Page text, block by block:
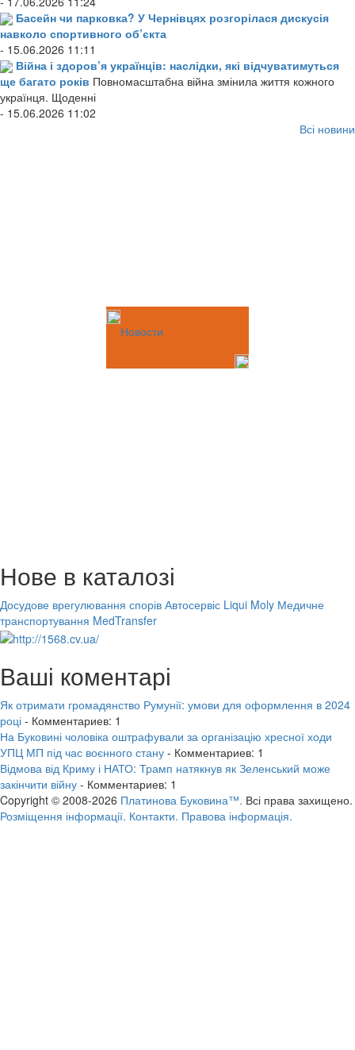
Басейн чи парковка? У Чернівцях розгорілася дискусія
навколо спортивного об’єкта
- 15.06.2026 11:11
Війна і здоров’я українців: наслідки, які відчуватимуться
ще багато років Повномасштабна війна змінила життя кожного
українця. Щоденні
- 15.06.2026 11:02
Всі новини
Новости
Нове в каталозі
Досудове врегулювання спорів Автосервіс Liqui Moly Медичне
транспортування MedTransfer
Ваші коментарі
Як отримати громадянство Румунії: умови для оформлення в 2024
році - Комментариев: 1
На Буковині чоловіка оштрафували за організацію хресної ходи
УПЦ МП під час воєнного стану - Комментариев: 1
Відмова від Криму і НАТО: Трамп натякнув як Зеленський може
закінчити війну - Комментариев: 1
Copyright © 2008-2026 Платинова Буковина™. Всі права захищено.
Розміщення інформації. Контакти. Правова інформація.